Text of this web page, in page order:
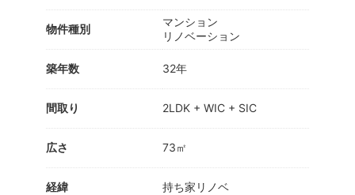
物件種別
マンション
リノベーション
築年数 32年
間取り 2LDK + WIC + SIC
広さ 73㎡
経緯 持ち家リノベ